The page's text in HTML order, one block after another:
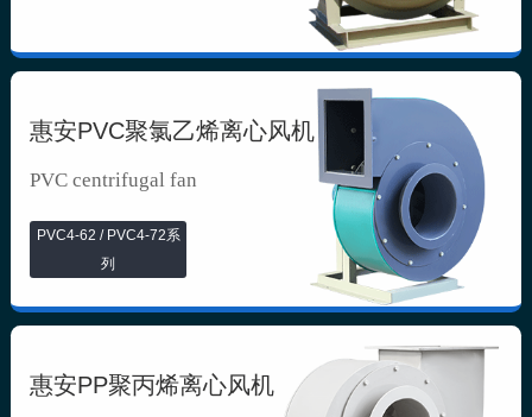
惠安PVC聚氯乙烯离心风机
PVC centrifugal fan
PVC4-62 / PVC4-72系
列
惠安PP聚丙烯离心风机